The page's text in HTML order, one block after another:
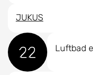
JUKUS
22 Luftbad